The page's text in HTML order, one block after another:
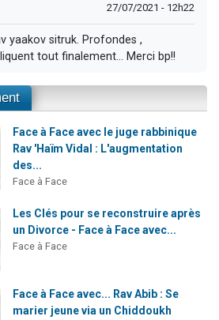
27/07/2021 - 12h22
yaakov sitruk. Profondes ,
tout finalement... Merci bp!!
Face à Face avec le juge rabbinique
Rav 'Haïm Vidal : L'augmentation
des...
Face à Face
Les Clés pour se reconstruire après
un Divorce - Face à Face avec...
Face à Face
Face à Face avec... Rav Abib : Se
marier jeune via un Chiddoukh